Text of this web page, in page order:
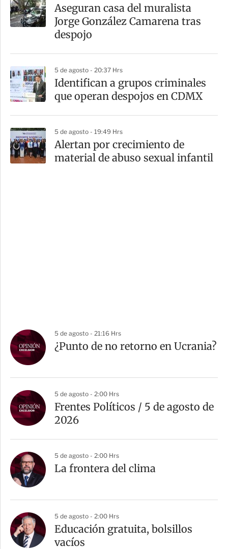
Aseguran casa del muralista
Jorge González Camarena tras
despojo
5 de agosto - 20:37 Hrs
Identifican a grupos criminales
que operan despojos en CDMX
5 de agosto - 19:49 Hrs
Alertan por crecimiento de
material de abuso sexual infantil
5 de agosto - 21:16 Hrs
¿Punto de no retorno en Ucrania?
5 de agosto - 2:00 Hrs
Frentes Políticos / 5 de agosto de
2026
5 de agosto - 2:00 Hrs
La frontera del clima
5 de agosto - 2:00 Hrs
Educación gratuita, bolsillos
vacíos